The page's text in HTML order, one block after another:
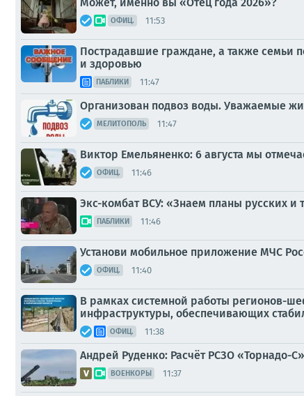
ОФИЦ. 11:53
Пострадавшие граждане, а также семьи
и здоровью
ПАБЛИКИ 11:47
Организован подвоз воды. Уважаемые
МЕЛИТОПОЛЬ 11:47
Виктор Емельяненко: 6 августа мы
ОФИЦ. 11:46
Экс-комбат ВСУ: «Знаем планы русских и
ПАБЛИКИ 11:46
Установи мобильное приложение МЧС
ОФИЦ. 11:40
В рамках системной работы регионов-
инфраструктуры, обеспечивающих
ОФИЦ. 11:38
Андрей Руденко: Расчёт РСЗО «Торнадо-
ВОЕНКОРЫ 11:37